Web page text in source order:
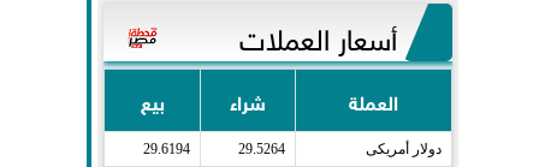
أسعار العملات
العملة شراء بيع
دولار أمريكى​ 29.5264
29.6194